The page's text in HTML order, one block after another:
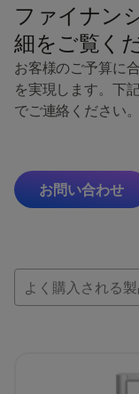
チューブは、
ファイナン
細をご覧く
お客様のご予算に
を実現します。下
でご連絡ください。
お問い合わせ
よく購入される